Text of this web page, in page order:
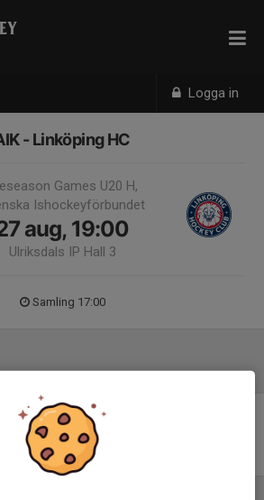
Logga in
- Linköping HC
Games U20 H,
Ishockeyförbundet
aug, 19:00
Ulriksdals IP Hall 3
Samling 17:00
Ingen uppställning ifylld